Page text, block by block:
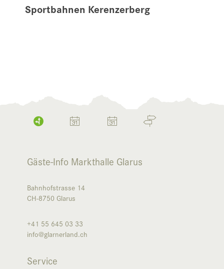
Sportbahnen Kerenzerberg
Gäste-Info Markthalle Glarus
Bahnhofstrasse 14
CH-8750 Glarus
+41 55 645 03 33
info@glarnerland.ch
Service